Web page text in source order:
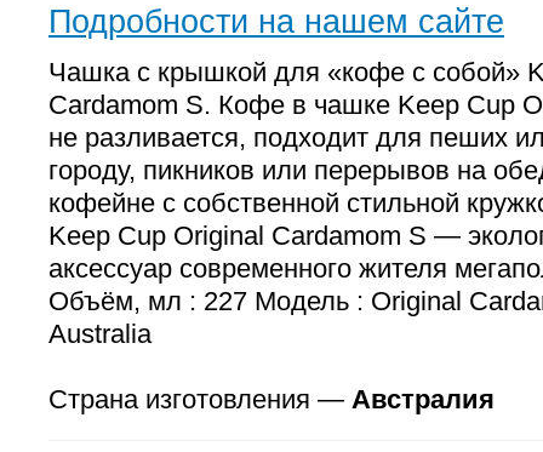
Подробности на нашем сайте
Чашка с крышкой для «кофе с собой»
Cardamom S. Кофе в чашке Keep Cup
не разливается, подходит для пеших
городу, пикников или перерывов на
кофейне с собственной стильной
Keep Cup Original Cardamom S —
аксессуар современного жителя
Объём, мл : 227 Модель : Original
Australia
Страна изготовления — Австралия